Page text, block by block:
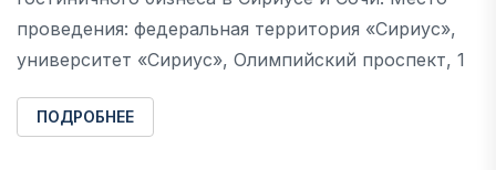
проведения: федеральная территория «Сириус»,
университет «Сириус», Олимпийский проспект, 1
ПОДРОБНЕЕ